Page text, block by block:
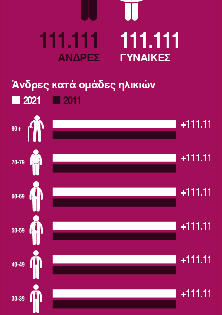
ΑΝΔΡΕΣ ΓΥΝΑΙΚΕΣ
111.111 111.111
Άνδρες κατά ομάδες ηλικιών
2021
2011